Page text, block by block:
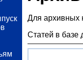
Для архивных
Статей в базе